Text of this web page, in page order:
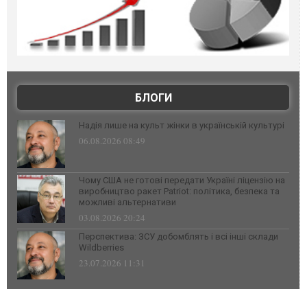
БЛОГИ
Надія лише на культ жінки в українській культурі
06.08.2026 08:49
Чому США не готові передати Україні ліцензію на
виробництво ракет Patriot: політика, безпека та
можливі альтернативи
03.08.2026 20:24
Перспектива: ЗСУ добомблять і всі інші склади
Wildberries
23.07.2026 11:31